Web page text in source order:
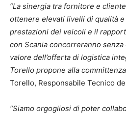
“La sinergia tra fornitore e
ottenere elevati livelli di qualità
prestazioni dei veicoli e il
con Scania concorreranno
valore dell’offerta di logistica
Torello propone alla
Torello, Responsabile Tecnico
“Siamo orgogliosi di poter